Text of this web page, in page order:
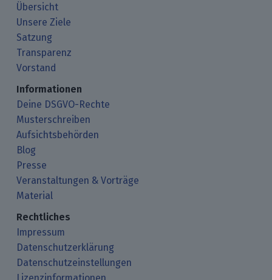
Übersicht
Unsere Ziele
Satzung
Transparenz
Vorstand
Informationen
Deine DSGVO-Rechte
Musterschreiben
Aufsichtsbehörden
Blog
Presse
Veranstaltungen & Vorträge
Material
Rechtliches
Impressum
Datenschutzerklärung
Datenschutzeinstellungen
Lizenzinformationen